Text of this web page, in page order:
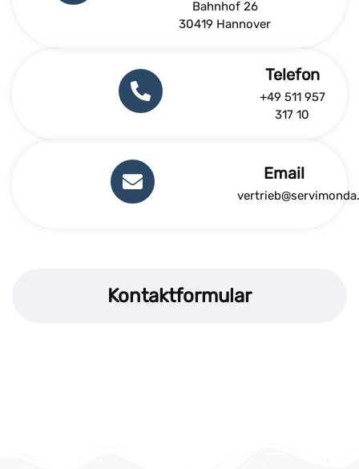
Bahnhof 26
30419 Hannover
Telefon
+49 511 957
317 10
Email
Kontaktformular